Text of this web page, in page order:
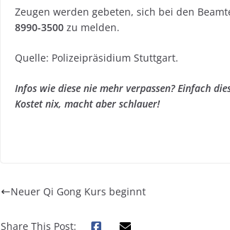
Zeugen werden gebeten, sich bei den
8990-3500 zu melden.
Quelle: Polizeipräsidium Stuttgart.
Infos wie diese nie mehr verpassen? Einfach
Kostet nix, macht aber schlauer!
Neuer Qi Gong Kurs beginnt
Share This Post: